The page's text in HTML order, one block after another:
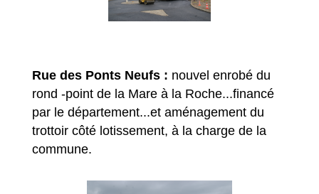
Rue des Ponts Neufs : nouvel enrobé du
rond -point de la Mare à la Roche...financé
par le département...et aménagement du
trottoir côté lotissement, à la charge de la
commune.